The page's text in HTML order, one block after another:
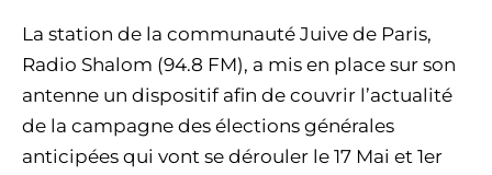
La station de la communauté Juive de Paris,
Radio Shalom (94.8 FM), a mis en place sur son
antenne un dispositif afin de couvrir l’actualité
de la campagne des élections générales
anticipées qui vont se dérouler le 17 Mai et 1er